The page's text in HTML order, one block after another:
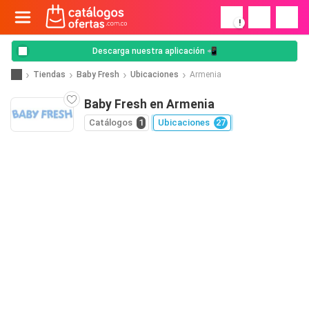
!
Descarga nuestra aplicación 📲
Tiendas Baby Fresh Ubicaciones Armenia
Baby Fresh en Armenia
Catálogos 1 Ubicaciones 27